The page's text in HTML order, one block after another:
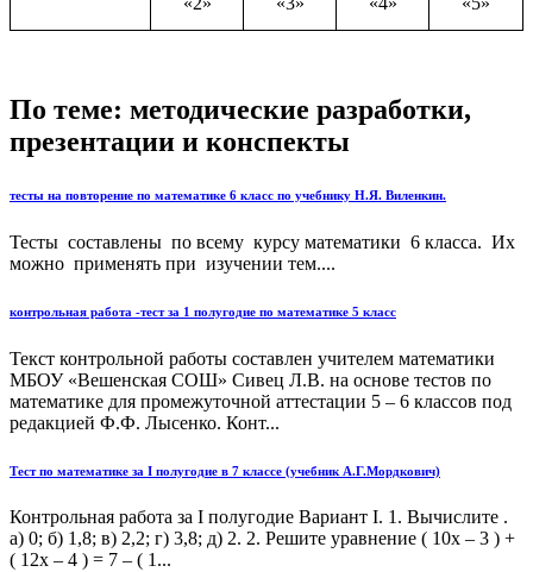
По теме: методические разработки,
презентации и конспекты
тесты на повторение по математике 6 класс по учебнику Н.Я. Виленкин.
Тесты составлены по всему курсу математики 6 класса. Их
можно применять при изучении тем....
контрольная работа -тест за 1 полугодие по математике 5 класс
Текст контрольной работы составлен учителем математики
МБОУ «Вешенская СОШ» Сивец Л.В. на основе тестов по
математике для промежуточной аттестации 5 – 6 классов под
редакцией Ф.Ф. Лысенко. Конт...
Тест по математике за I полугодие в 7 классе (учебник А.Г.Мордкович)
Контрольная работа за I полугодие Вариант I. 1. Вычислите .
а) 0; б) 1,8; в) 2,2; г) 3,8; д) 2. 2. Решите уравнение ( 10x – 3 ) +
( 12x – 4 ) = 7 – ( 1...